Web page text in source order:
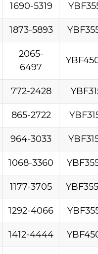
1690-5319
1873-5893
2065-
6497
772-2428
865-2722
964-3033
1068-3360
1177-3705
1292-4066
1412-4444